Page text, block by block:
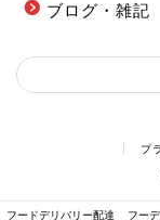
ブログ・雑記
プ
フードデリバリー配達 フー